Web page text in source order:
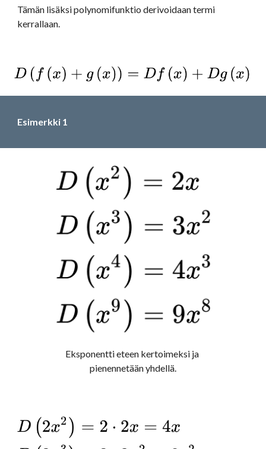
Tämän lisäksi polynomifunktio derivoidaan termi
kerrallaan.
Esimerkki 1
Eksponentti eteen kertoimeksi ja
pienennetään yhdellä.